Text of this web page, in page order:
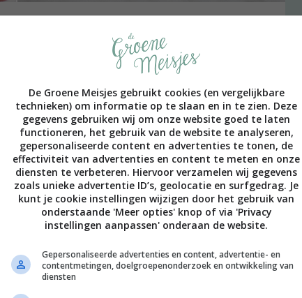
ben ik gaan doen nadat ik de diagnose endometriose
hebben, oa) begreep dat het eten van
heb) kunnen prikkelen. Hetzelfde geldt
een tijdje geleden mijn dieet vrij drastisch
voor mij.
ALLE 18 REACTIES BEKIJKEN
met véél vegan producten
De Groene Meisjes gebruikt cookies (en vergelijkbare
technieken) om informatie op te slaan en in te zien. Deze
gegevens gebruiken wij om onze website goed te laten
functioneren, het gebruik van de website te analyseren,
gepersonaliseerde content en advertenties te tonen, de
effectiviteit van advertenties en content te meten en onze
diensten te verbeteren. Hiervoor verzamelen wij gegevens
zoals unieke advertentie ID’s, geolocatie en surfgedrag. Je
kunt je cookie instellingen wijzigen door het gebruik van
onderstaande 'Meer opties' knop of via 'Privacy
instellingen aanpassen' onderaan de website.
Gepersonaliseerde advertenties en content, advertentie- en
contentmetingen, doelgroepenonderzoek en ontwikkeling van
diensten